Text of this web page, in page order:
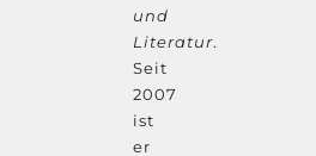
und
Literatur.
Seit
2007
ist
er